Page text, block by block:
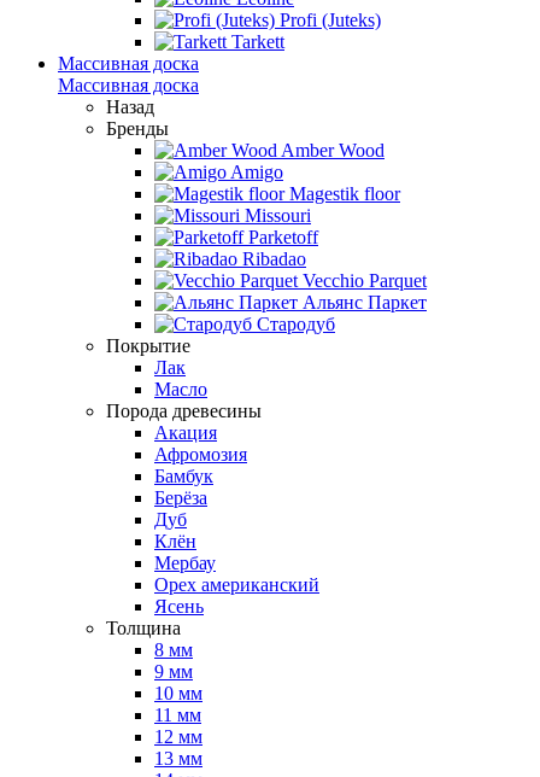
Profi (Juteks)
Tarkett
Массивная доска
Массивная доска
Назад
Бренды
Amber Wood
Amigo
Magestik floor
Missouri
Parketoff
Ribadao
Vecchio Parquet
Альянс Паркет
Стародуб
Покрытие
Лак
Масло
Порода древесины
Акация
Афромозия
Бамбук
Берёза
Дуб
Клён
Мербау
Орех американский
Ясень
Толщина
8 мм
9 мм
10 мм
11 мм
12 мм
13 мм